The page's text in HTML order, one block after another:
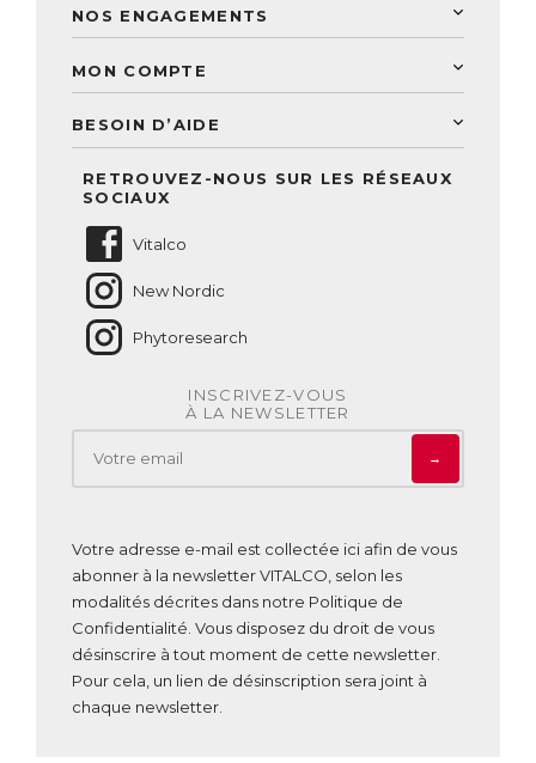
Laboratoire Landais
Découvrez le catalogue
Paiement sécurisé
Conseils personnalisés
NOS ENGAGEMENTS
Conseil personnalisé
MON COMPTE
BESOIN D’AIDE
Nous contacter
RETROUVEZ-NOUS SUR LES RÉSEAUX
SOCIAUX
Vitalco
New Nordic
Phytoresearch
INSCRIVEZ-VOUS
À LA NEWSLETTER
→
Votre adresse e-mail est collectée ici afin de vous
abonner à la newsletter VITALCO, selon les
modalités décrites dans notre Politique de
Confidentialité. Vous disposez du droit de vous
désinscrire à tout moment de cette newsletter.
Pour cela, un lien de désinscription sera joint à
chaque newsletter.